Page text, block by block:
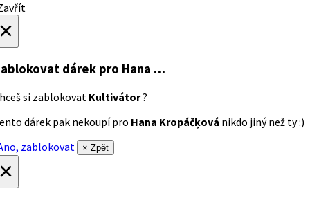
dárek pro Hana …
si zablokovat Kultivátor?
dárek pak nekoupí pro Hana Kropáčķová nikdo jiný než ty :)
zablokovat
× Zpět